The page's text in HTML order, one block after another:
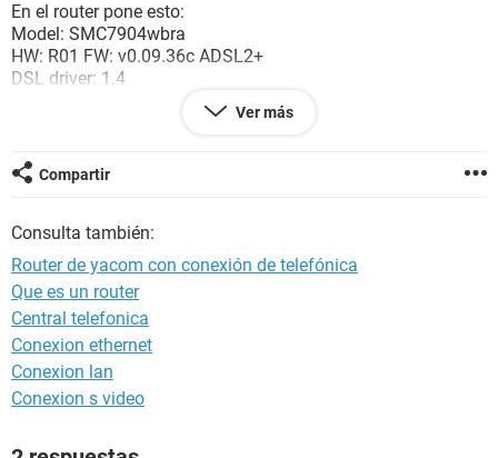
En el router pone esto:
Model: SMC7904wbra
HW: R01 FW: v0.09.36c ADSL2+
DSL driver: 1.4
Ver más
Compartir
Consulta también:
Router de yacom con conexión de telefónica
Que es un router
Central telefonica
Conexion ethernet
Conexion lan
Conexion s video